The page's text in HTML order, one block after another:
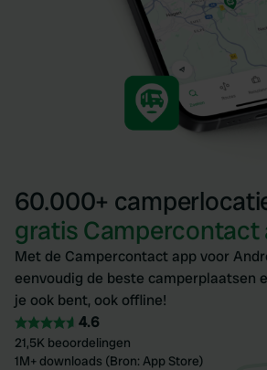
60.000+
gratis Campercontact
Met de Campercontact app voor
eenvoudig de beste camperplaatsen
je ook bent, ook offline!
4.6
21,5K beoordelingen
1M+ downloads (Bron: App Store)